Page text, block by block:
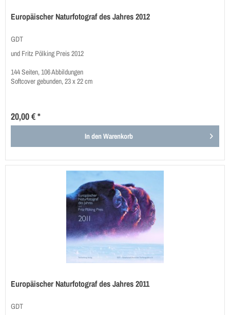
Europäischer Naturfotograf des Jahres 2012
GDT
und Fritz Pölking Preis 2012
144 Seiten, 106 Abbildungen
Softcover gebunden, 23 x 22 cm
20,00 € *
In denWarenkorb
Europäischer Naturfotograf des Jahres 2011
GDT